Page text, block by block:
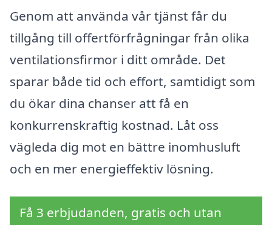
Genom att använda vår tjänst får du
tillgång till offertförfrågningar från olika
ventilationsfirmor i ditt område. Det
sparar både tid och effort, samtidigt som
du ökar dina chanser att få en
konkurrenskraftig kostnad. Låt oss
vägleda dig mot en bättre inomhusluft
och en mer energieffektiv lösning.
Få 3 erbjudanden, gratis och utan